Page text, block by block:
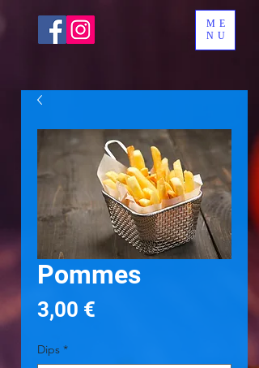
ME
NU
Pommes
3,00 €
Dips *